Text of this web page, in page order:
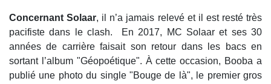
Concernant Solaar, il n’a jamais relevé et il est resté très
pacifiste dans le clash. En 2017, MC Solaar et ses 30
années de carrière faisait son retour dans les bacs en
sortant l’album "Géopoétique". À cette occasion, Booba a
publié une photo du single "Bouge de là", le premier gros